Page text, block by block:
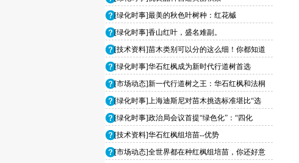
[绿化时事]最美的秋色叶树种：红花槭
[绿化时事]香山红叶，盛名难副。
[技术资料]苗木类别可以分的这么细！你都知道
[绿化时事]华石红枫成为新时代行道树首选
[市场动态]新一代行道树之王：华石红枫和法桐
[绿化时事]上海迪斯尼对苗木挑选标准堪比“选
[绿化时事]政治局会议首提“绿色化”：“四化
[技术资料]华石红枫组培苗--优势
[市场动态]全世界都在种红枫组培苗，你还好意